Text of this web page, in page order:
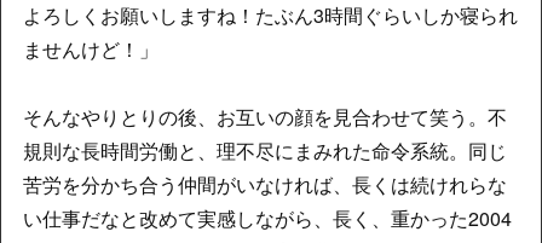
よろしくお願いしますね！たぶん3時間ぐらいしか寝られ
ませんけど！」
そんなやりとりの後、お互いの顔を見合わせて笑う。不
規則な長時間労働と、理不尽にまみれた命令系統。同じ
苦労を分かち合う仲間がいなければ、長くは続けれらな
い仕事だなと改めて実感しながら、長く、重かった2004